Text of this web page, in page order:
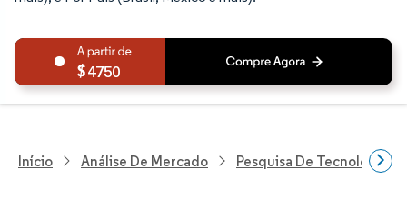
4750
Início Análise De Mercado Pesquisa De Tecnologia,